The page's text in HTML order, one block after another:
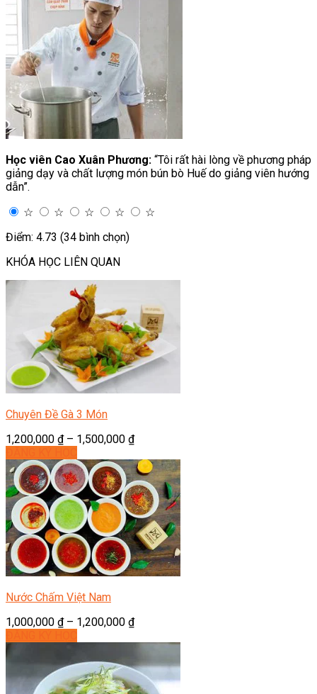
Học viên Cao Xuân Phương: “Tôi rất hài lòng về phương pháp
giảng dạy và chất lượng món bún bò Huế do giảng viên hướng
dẫn”.
☆
☆ ☆ ☆
☆
Điểm: 4.73 (34 bình chọn)
KHÓA HỌC LIÊN QUAN
Chuyên Đề Gà 3 Món
1,200,000 ₫– 1,500,000 ₫
Nước Chấm Việt Nam
1,000,000 ₫– 1,200,000 ₫